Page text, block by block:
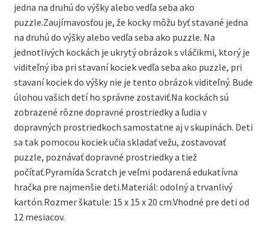
jedna na druhú do výšky alebo vedľa seba ako
puzzle.Zaujímavosťou je, že kocky môžu byť stavané jedna
na druhú do výšky alebo vedľa seba ako puzzle. Na
jednotlivých kockách je ukrytý obrázok s vláčikmi, ktorý je
viditeľný iba pri stavaní kociek vedľa seba ako puzzle, pri
stavaní kociek do výšky nie je tento obrázok viditeľný. Bude
úlohou vašich detí ho správne zostaviť.Na kockách sú
zobrazené rôzne dopravné prostriedky a ľudia v
dopravných prostriedkoch samostatne aj v skupinách. Deti
sa tak pomocou kociek učia skladať vežu, zostavovať
puzzle, poznávať dopravné prostriedky a tiež
počítať.Pyramída Scratch je veľmi podarená edukatívna
hračka pre najmenšie deti.Materiál: odolný a trvanlivý
kartón.Rozmer škatule: 15 x 15 x 20 cm.Vhodné pre deti od
12 mesiacov.